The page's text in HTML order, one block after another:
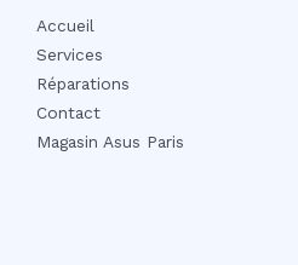
Accueil
Services
Réparations
Contact
Magasin Asus Paris